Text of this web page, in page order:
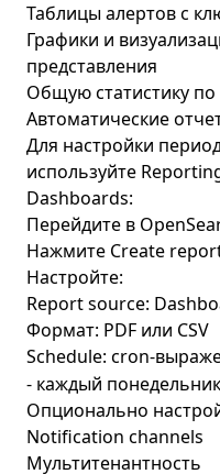
Таблицы алертов с
Графики и
представления
Общую статистику
Автоматические
Для настройки
используйте
Dashboards:
Перейдите в
Нажмите Create
Настройте:
Report source:
Формат: PDF или CSV
Schedule: cron-
- каждый
Опционально
Notification channels
Мультитенантность